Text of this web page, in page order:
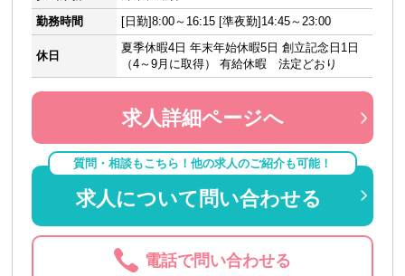
勤務時間
[日勤]8:00～16:15 [準夜勤]14:45～23:00
休日
夏季休暇4日 年末年始休暇5日 創立記念日1日
（4～9月に取得） 有給休暇 法定どおり
求人詳細ページへ
質問・相談もこちら！他の求人のご紹介も可能！
求人について問い合わせる
電話で問い合わせる